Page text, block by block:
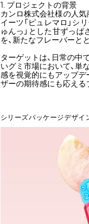
1. プロジェクトの背景
カンロ株式会社様の人気
イーツ「ピュレマロ」シ
ゅんっ」とした甘ずっぱ
を、新たなフレーバーと
ターゲットは、日常の
いグミ市場において、単
感を視覚的にもアップデ
ザーの期待感にも応える
シリーズパッケージデザ